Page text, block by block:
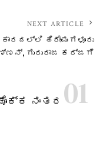
NEXT ARTICLE
ಹಿರೇಮಗಳೂರು
ಗುರುರಾಜ ಕರ್ಜಗಿ
ನಂತರ